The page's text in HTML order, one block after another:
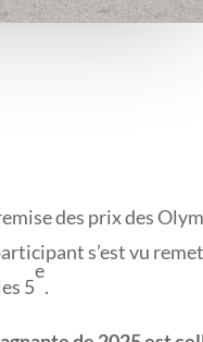
des prix des
s’est vu
5
e
.